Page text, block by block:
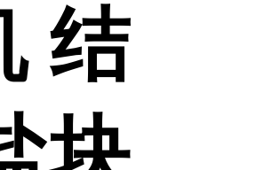
结